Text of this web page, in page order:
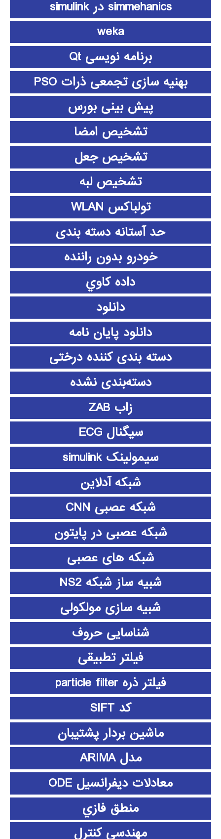
simmehanics در simulink
weka
برنامه نویسی Qt
بهنیه سازی تجمعی ذرات PSO
پیش بینی بورس
تشخیص امضا
تشخیص جعل
تشخیص لبه
تولباکس WLAN
حد آستانه دسته بندی
خودرو بدون راننده
داده كاوي
دانلود
دانلود پايان نامه
دسته بندی کننده درختی
دسته‌بندی نشده
زاب ZAB
سیگنال ECG
سیمولینک simulink
شبکه آدلاین
شبکه عصبی CNN
شبکه عصبی در پایتون
شبکه های عصبی
شبیه ساز شبکه NS2
شبیه سازی مولکولی
شناسایی حروف
فیلتر تطبیقی
فیلتر ذره particle filter
کد SIFT
ماشین بردار پشتیبان
مدل ARIMA
معادلات دیفرانسیل ODE
منطق فازي
مهندسی کنترل